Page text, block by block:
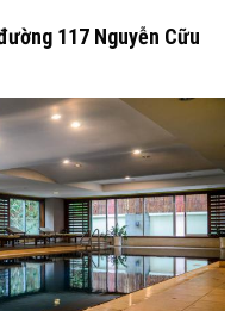
117 Nguyễn Cữu